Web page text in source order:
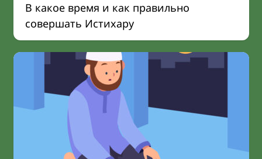
В какое время и как правильно
совершать Истихару